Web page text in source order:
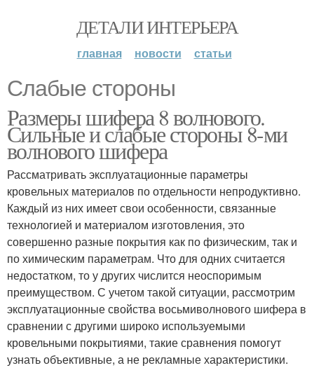
ДЕТАЛИ ИНТЕРЬЕРА
главная новости статьи
Слабые стороны
Размеры шифера 8 волнового.
Сильные и слабые стороны 8-ми
волнового шифера
Рассматривать эксплуатационные параметры
кровельных материалов по отдельности непродуктивно.
Каждый из них имеет свои особенности, связанные
технологией и материалом изготовления, это
совершенно разные покрытия как по физическим, так и
по химическим параметрам. Что для одних считается
недостатком, то у других числится неоспоримым
преимуществом. С учетом такой ситуации, рассмотрим
эксплуатационные свойства восьмиволнового шифера в
сравнении с другими широко используемыми
кровельными покрытиями, такие сравнения помогут
узнать объективные, а не рекламные характеристики.